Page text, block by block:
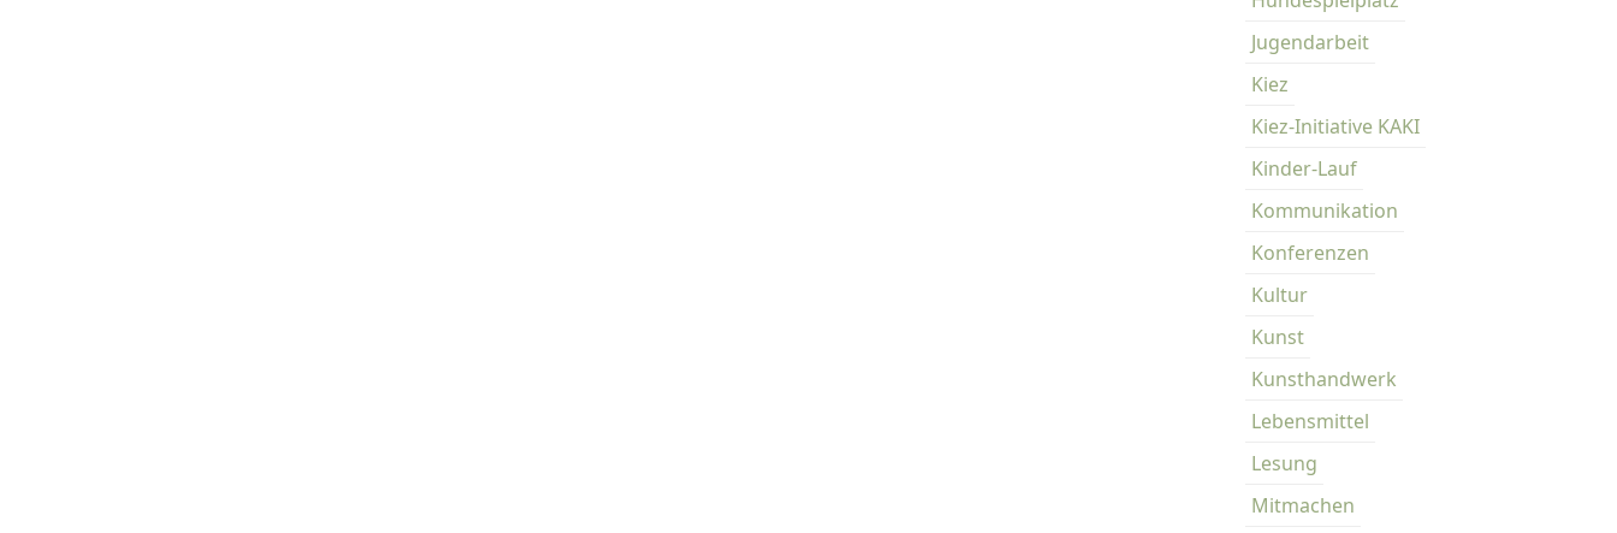
Jugendarbeit
Kiez
Kiez-Initiative KAKI
Kinder-Lauf
Kommunikation
Konferenzen
Kultur
Kunst
Kunsthandwerk
Lebensmittel
Lesung
Mitmachen